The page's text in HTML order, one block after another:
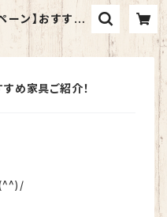
ーン】おすすめ
nello
すめ家具ご紹介！
(^^)/